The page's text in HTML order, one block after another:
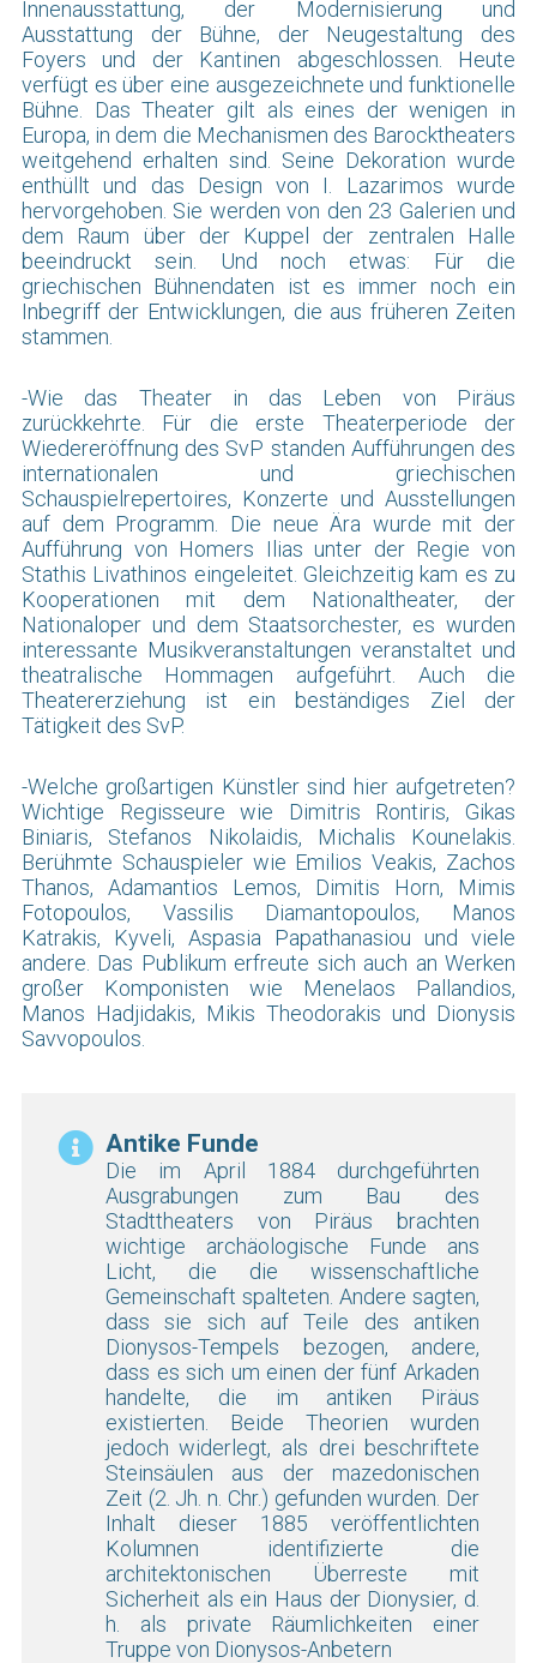
Innenausstattung, der Modernisierung und
Ausstattung der Bühne, der Neugestaltung des
Foyers und der Kantinen abgeschlossen. Heute
verfügt es über eine ausgezeichnete und funktionelle
Bühne. Das Theater gilt als eines der wenigen in
Europa, in dem die Mechanismen des Barocktheaters
weitgehend erhalten sind. Seine Dekoration wurde
enthüllt und das Design von I. Lazarimos wurde
hervorgehoben. Sie werden von den 23 Galerien und
dem Raum über der Kuppel der zentralen Halle
beeindruckt sein. Und noch etwas: Für die
griechischen Bühnendaten ist es immer noch ein
Inbegriff der Entwicklungen, die aus früheren Zeiten
stammen.
-Wie das Theater in das Leben von Piräus
zurückkehrte. Für die erste Theaterperiode der
Wiedereröffnung des SvP standen Aufführungen des
internationalen und griechischen
Schauspielrepertoires, Konzerte und Ausstellungen
auf dem Programm. Die neue Ära wurde mit der
Aufführung von Homers Ilias unter der Regie von
Stathis Livathinos eingeleitet. Gleichzeitig kam es zu
Kooperationen mit dem Nationaltheater, der
Nationaloper und dem Staatsorchester, es wurden
interessante Musikveranstaltungen veranstaltet und
theatralische Hommagen aufgeführt. Auch die
Theatererziehung ist ein beständiges Ziel der
Tätigkeit des SvP.
-Welche großartigen Künstler sind hier aufgetreten?
Wichtige Regisseure wie Dimitris Rontiris, Gikas
Biniaris, Stefanos Nikolaidis, Michalis Kounelakis.
Berühmte Schauspieler wie Emilios Veakis, Zachos
Thanos, Adamantios Lemos, Dimitis Horn, Mimis
Fotopoulos, Vassilis Diamantopoulos, Manos
Katrakis, Kyveli, Aspasia Papathanasiou und viele
andere. Das Publikum erfreute sich auch an Werken
großer Komponisten wie Menelaos Pallandios,
Manos Hadjidakis, Mikis Theodorakis und Dionysis
Savvopoulos.
Antike Funde
Die im April 1884 durchgeführten
Ausgrabungen zum Bau des
Stadttheaters von Piräus brachten
wichtige archäologische Funde ans
Licht, die die wissenschaftliche
Gemeinschaft spalteten. Andere sagten,
dass sie sich auf Teile des antiken
Dionysos-Tempels bezogen, andere,
dass es sich um einen der fünf Arkaden
handelte, die im antiken Piräus
existierten. Beide Theorien wurden
jedoch widerlegt, als drei beschriftete
Steinsäulen aus der mazedonischen
Zeit (2. Jh. n. Chr.) gefunden wurden. Der
Inhalt dieser 1885 veröffentlichten
Kolumnen identifizierte die
architektonischen Überreste mit
Sicherheit als ein Haus der Dionysier, d.
h. als private Räumlichkeiten einer
Truppe von Dionysos-Anbetern